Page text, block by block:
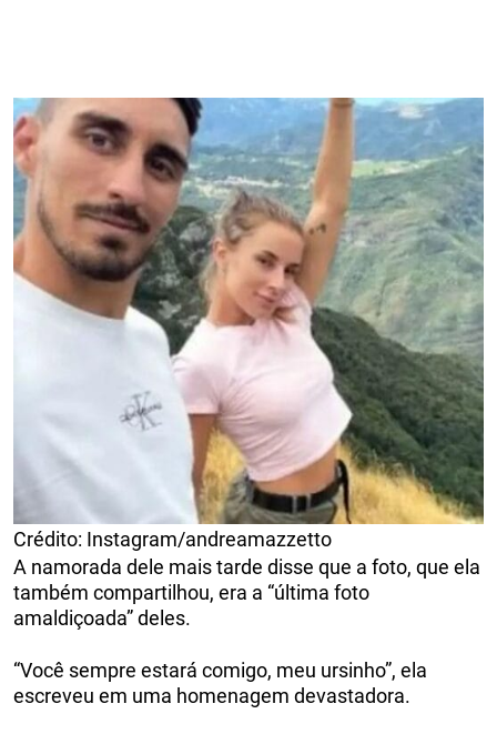
Crédito: Instagram/andreamazzetto
A namorada dele mais tarde disse que a foto, que ela
também compartilhou, era a “última foto
amaldiçoada” deles.
“Você sempre estará comigo, meu ursinho”, ela
escreveu em uma homenagem devastadora.